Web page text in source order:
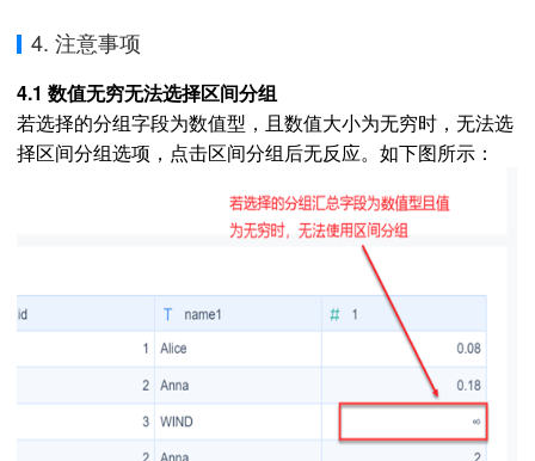
4. 注意事项
4.1 数值无穷无法选择区间分组
若选择的分组字段为数值型，且数值大小为无穷时，无法选
择区间分组选项，点击区间分组后无反应。如下图所示：